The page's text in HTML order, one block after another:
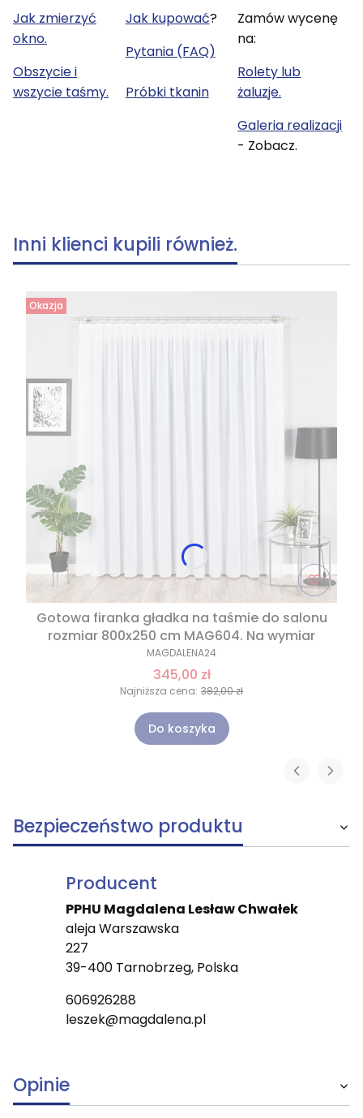
Jak zmierzyć
okno.
Obszycie i
wszycie taśmy.
Jak kupować?
Pytania (FAQ)
Próbki tkanin
Zamów wycenę
na:
Rolety lub
żaluzje.
Galeria realizacji
- Zobacz.
Inni klienci kupili również.
Okazja
Gotowa firanka gładka na taśmie do salonu
rozmiar 800x250 cm MAG604. Na wymiar
MAGDALENA24
345,00 zł
Najniższa cena: 382,00 zł
Do koszyka
Bezpieczeństwo produktu
Producent
PPHU Magdalena Lesław Chwałek
aleja Warszawska
227
39-400 Tarnobrzeg, Polska
606926288
leszek@magdalena.pl
Opinie